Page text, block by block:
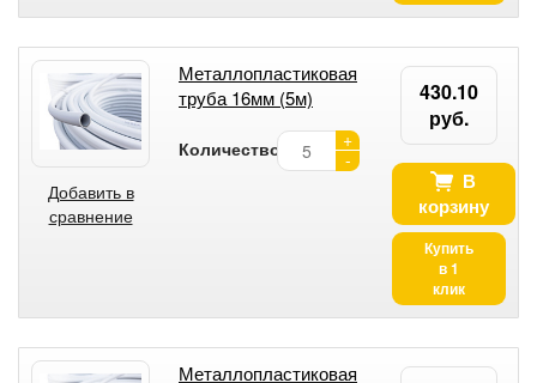
Добавить в
сравнение
Металлопластиковая
труба 16мм (5м)
Количество:
+
-
430.10
руб.
В
корзину
Купить
в 1
клик
Металлопластиковая